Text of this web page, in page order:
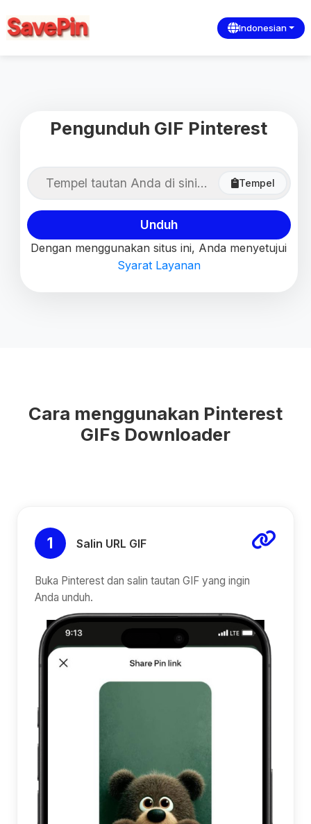
Indonesian
Pengunduh GIF Pinterest
Tempel
Unduh
Dengan menggunakan situs ini, Anda menyetujui
Syarat Layanan
Cara menggunakan Pinterest
GIFs Downloader
1 Salin URL GIF
Buka Pinterest dan salin tautan GIF yang ingin
Anda unduh.